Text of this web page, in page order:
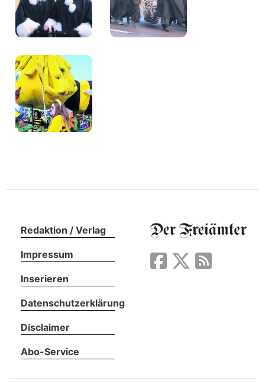
Redaktion / Verlag
Impressum
Inserieren
Datenschutzerklärung
Disclaimer
Abo-Service